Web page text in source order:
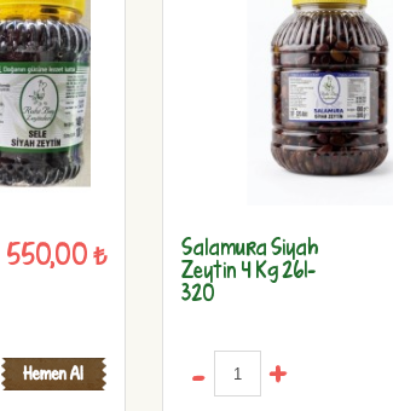
550,00 ₺ Salamura Siyah
Zeytin 4 Kg 261-
320
- +